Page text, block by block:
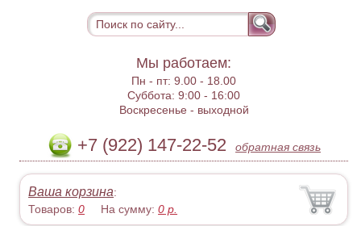
Мы работаем:
Пн - пт:9.00 - 18.00
Суббота:9:00 - 16:00
Воскресенье - выходной
+7 (922) 147-22-52 обратная связь
Ваша корзина:
Товаров:0 На сумму:0 р.